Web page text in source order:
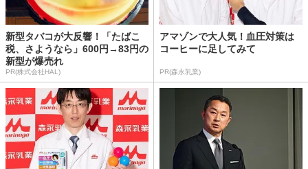
新型タバコが大反響！「たばこ
税、さようなら」600円→83円の
新型が爆売れ
PR(株式会社HAL)
アマゾンで大人気！血圧対策は
コーヒーに足してみて
PR(森永乳業)